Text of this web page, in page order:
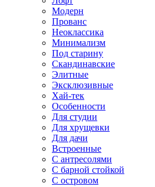
Модерн
Прованс
Неоклассика
Минимализм
Под старину
Скандинавские
Элитные
Эксклюзивные
Хай-тек
Особенности
Для студии
Для хрущевки
Для дачи
Встроенные
С антресолями
С барной стойкой
С островом